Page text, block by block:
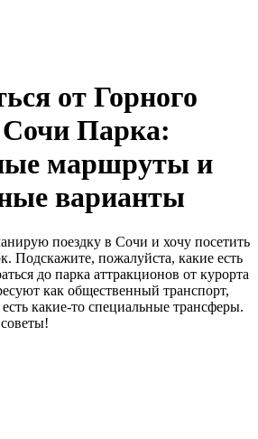
от Горного
Сочи Парка:
маршруты и
варианты
поездку в Сочи и хочу посетить
Подскажите, пожалуйста, какие есть
до парка аттракционов от курорта
как общественный транспорт,
какие-то специальные трансферы.